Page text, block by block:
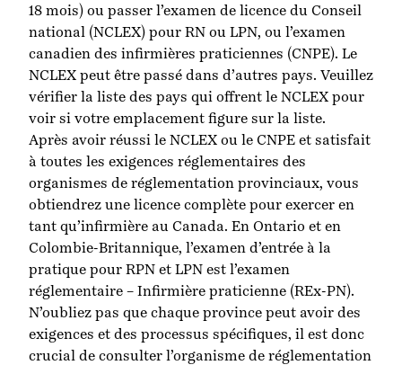
18 mois) ou passer l’examen de licence du Conseil
national (NCLEX) pour RN ou LPN, ou l’examen
canadien des infirmières praticiennes (CNPE). Le
NCLEX peut être passé dans d’autres pays. Veuillez
vérifier la liste des pays qui offrent le NCLEX pour
voir si votre emplacement figure sur la liste.
Après avoir réussi le NCLEX ou le CNPE et satisfait
à toutes les exigences réglementaires des
organismes de réglementation provinciaux, vous
obtiendrez une licence complète pour exercer en
tant qu’infirmière au Canada. En Ontario et en
Colombie-Britannique, l’examen d’entrée à la
pratique pour RPN et LPN est l’examen
réglementaire – Infirmière praticienne (REx-PN).
N’oubliez pas que chaque province peut avoir des
exigences et des processus spécifiques, il est donc
crucial de consulter l’organisme de réglementation